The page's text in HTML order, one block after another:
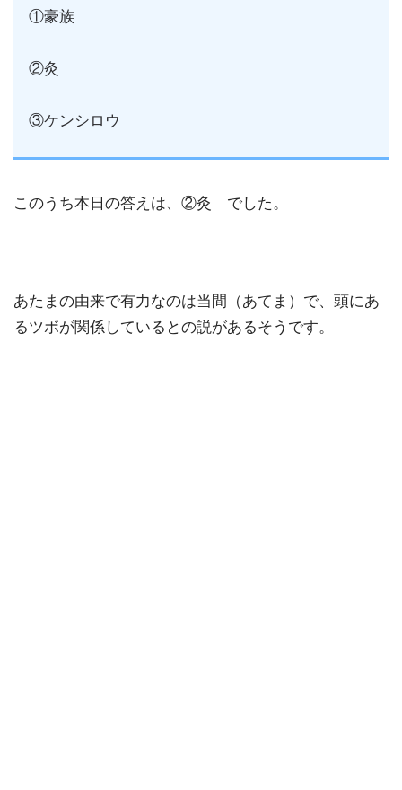
①豪族
②灸
③ケンシロウ
このうち本日の答えは、②灸 でした。
あたまの由来で有力なのは当間（あてま）で、頭にあ
るツボが関係しているとの説があるそうです。